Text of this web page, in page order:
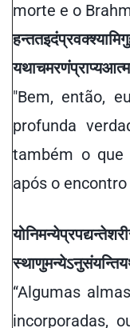
morte e o
हन्ततइदंप्रवक्श्यामि
यथाचमरणंप्राप्य
"Bem, então,
profunda
também o que
após o
योनिमन्येप्रपद्यन्ते
स्थाणुमन्येऽनुसंयन्ति
“Algumas
incorporadas,